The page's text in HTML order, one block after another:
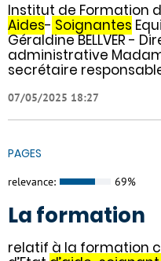
Institut de Formation
Aides- Soignantes
Géraldine BELLVER -
administrative Madame
secrétaire
07/05/2025 18:27
PAGES
relevance: 69%
La formation
relatif à la formation